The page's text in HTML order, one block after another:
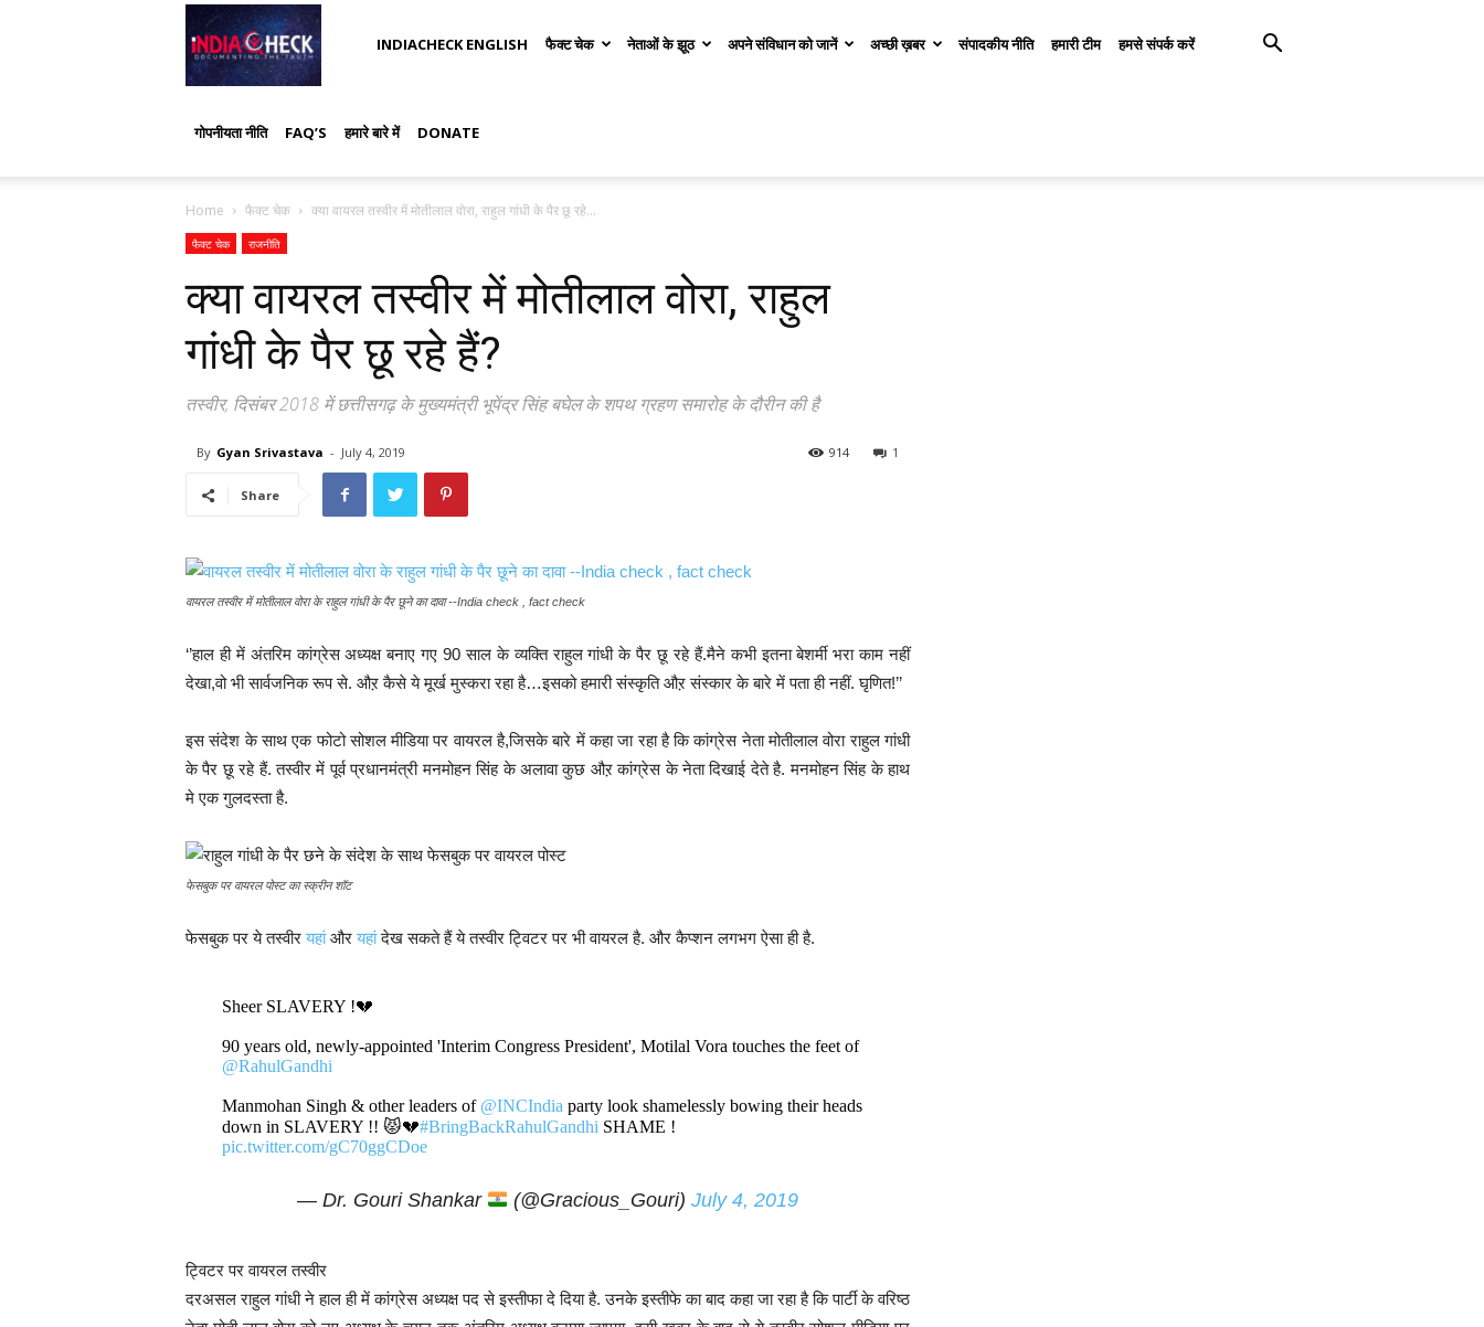
IndiaCheckINDIACHECK ENGLISH फैक्ट चेक नेताओं के झूठ अपने संविधान को जानें अच्छी ख़बर संपादकीय नीति हमारी टीम हमसे संपर्क करें
गोपनीयता नीति FAQ’S हमारे बारे में DONATE
Home फैक्ट चेक क्या वायरल तस्वीर में मोतीलाल वोरा, राहुल गांधी के पैर छू रहे...
फैक्ट चेक राजनीति
क्या वायरल तस्वीर में मोतीलाल वोरा, राहुल
गांधी के पैर छू रहे हैं?
तस्वीर, दिसंबर 2018 में छत्तीसगढ़ के मुख्यमंत्री भूपेंद्र सिंह बघेल के शपथ ग्रहण समारोह के दौरीन की है
By Gyan Srivastava - July 4, 2019 1
914
Share
वायरल तस्वीर में मोतीलाल वोरा के राहुल गांधी के पैर छूने का दावा --India check , fact check
‘’हाल ही में अंतरिम कांग्रेस अध्यक्ष बनाए गए 90 साल के व्यक्ति राहुल गांधी के पैर छू रहे हैं.मैने कभी इतना बेशर्मी भरा काम नहीं
देखा,वो भी सार्वजनिक रूप से. औऱ कैसे ये मूर्ख मुस्करा रहा है…इसको हमारी संस्कृति औऱ संस्कार के बारे में पता ही नहीं. घृणित!’’
इस संदेश के साथ एक फोटो सोशल मीडिया पर वायरल है,जिसके बारे में कहा जा रहा है कि कांग्रेस नेता मोतीलाल वोरा राहुल गांधी
के पैर छू रहे हैं. तस्वीर में पूर्व प्रधानमंत्री मनमोहन सिंह के अलावा कुछ औऱ कांग्रेस के नेता दिखाई देते है. मनमोहन सिंह के हाथ
मे एक गुलदस्ता है.
फेसबुक पर वायरल पोस्ट का स्क्रीन शॉट
फेसबुक पर ये तस्वीरयहांऔरयहांदेख सकते हैं ये तस्वीर ट्विटर पर भी वायरल है. और कैप्शन लगभग ऐसा ही है.
Sheer SLAVERY !💔
90 years old, newly-appointed 'Interim Congress President', Motilal Vora touches the feet of
@RahulGandhi
Manmohan Singh & other leaders of @INCIndia party look shamelessly bowing their heads
down in SLAVERY !! 😾💔#BringBackRahulGandhi SHAME !
pic.twitter.com/gC70ggCDoe
— Dr. Gouri Shankar (@Gracious_Gouri)July 4, 2019
ट्विटर पर वायरल तस्वीर
दरअसल राहुल गांधी ने हाल ही में कांग्रेस अध्यक्ष पद से इस्तीफा दे दिया है. उनके इस्तीफे का बाद कहा जा रहा है कि पार्टी के वरिष्ठ